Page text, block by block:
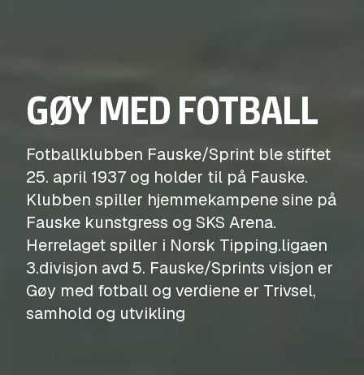
GØY MED FOTBALL
Fotballklubben Fauske/Sprint ble stiftet
25. april 1937 og holder til på Fauske.
Klubben spiller hjemmekampene sine på
Fauske kunstgress og SKS Arena.
Herrelaget spiller i Norsk Tipping.ligaen
3.divisjon avd 5. Fauske/Sprints visjon er
Gøy med fotball og verdiene er Trivsel,
samhold og utvikling